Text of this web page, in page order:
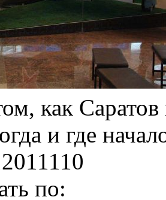
как
и где
011110
по: